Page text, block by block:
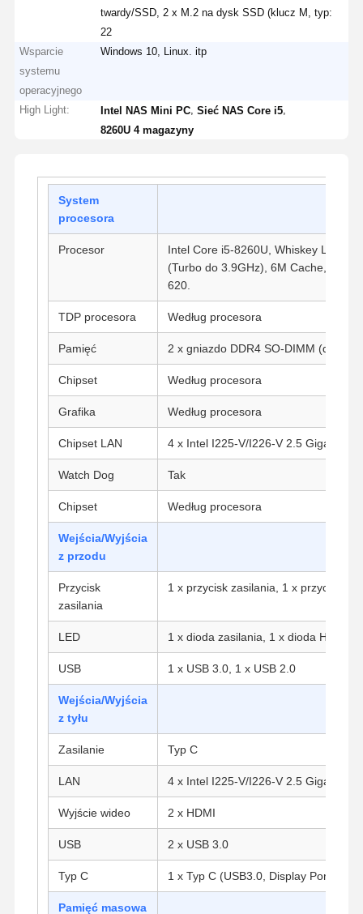
Po Fabryce
twardy/SSD, 2 x M.2 na dysk SSD (klucz M, typ:
22
Wsparcie
systemu
operacyjnego
Windows 10, Linux. itp
High Light: Intel NAS Mini PC ,Sieć NAS Core i5
8260U 4 magazyny
System
procesora
Procesor
Intel Core i5-8260U, Whiskey Lake,
(Turbo do 3.9GHz), 6M Cache, TDP
620.
TDP procesora Według procesora
Pamięć 2 x gniazdo DDR4 SO-DIMM (do
Chipset Według procesora
Grafika Według procesora
Chipset LAN 4 x Intel I225-V/I226-V 2.5 Gigabit
Watch Dog Tak
Chipset Według procesora
Wejścia/Wyjścia
z przodu
Przycisk
zasilania
1 x przycisk zasilania, 1 x przycisk
LED 1 x dioda zasilania, 1 x dioda HDD
USB 1 x USB 3.0, 1 x USB 2.0
Wejścia/Wyjścia
z tyłu
Zasilanie Typ C
LAN 4 x Intel I225-V/I226-V 2.5 Gigabit
Wyjście wideo 2 x HDMI
USB 2 x USB 3.0
Typ C 1 x Typ C (USB3.0, Display Port)
Pamięć masowa